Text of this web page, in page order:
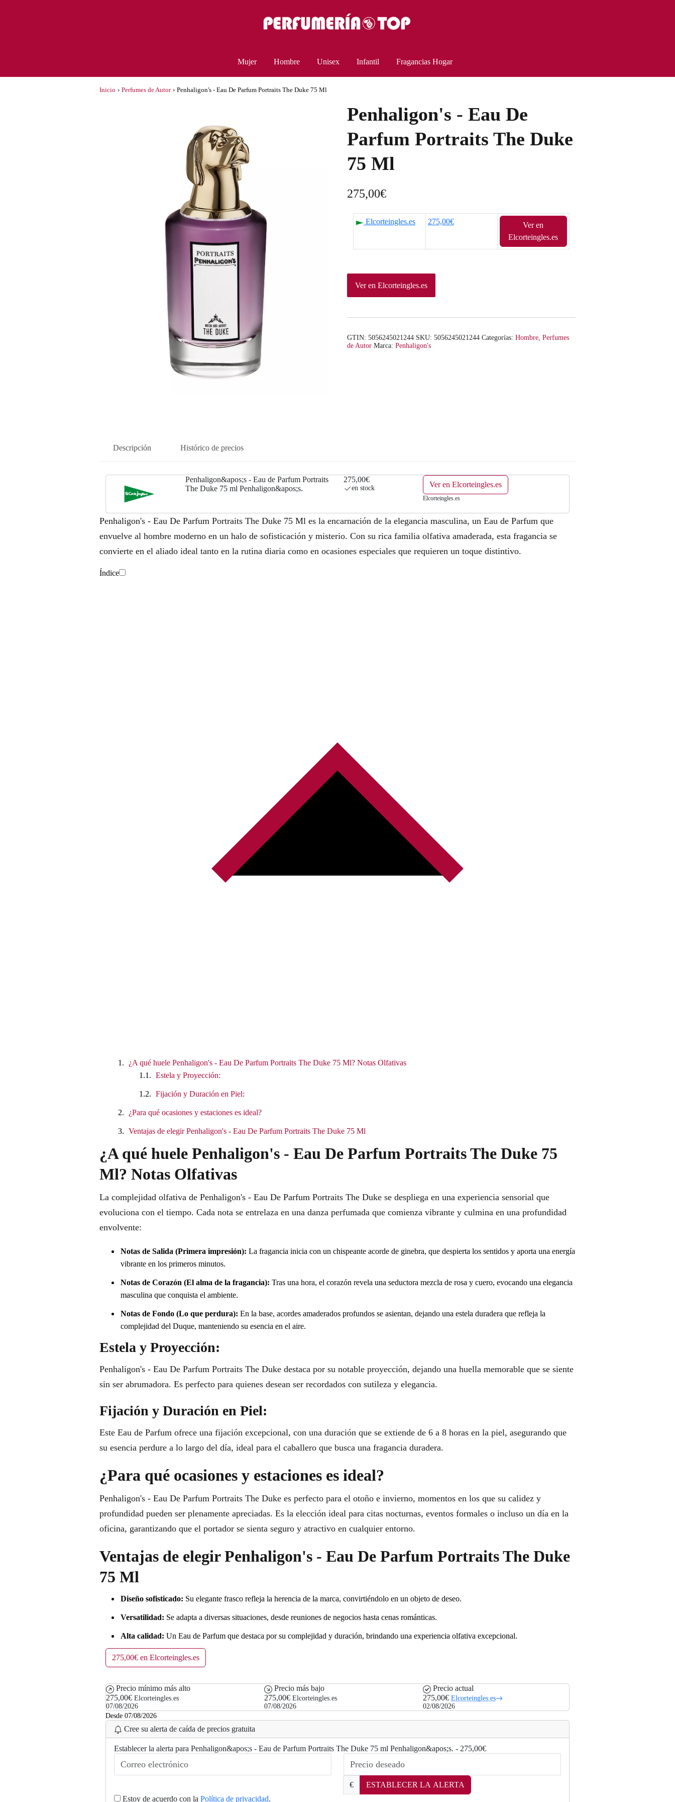
Mujer Hombre Unisex Infantil Fragancias Hogar
Inicio › Perfumes de Autor › Penhaligon's - Eau De Parfum Portraits The Duke 75 Ml
Penhaligon's - Eau De
Parfum Portraits The Duke
75 Ml
275,00€
Elcorteingles.es 275,00€
Ver en
Elcorteingles.es
Ver en Elcorteingles.es
GTIN: 5056245021244 SKU: 5056245021244 Categorías: Hombre, Perfumes
de Autor Marca: Penhaligon's
Descripción Histórico de precios
Penhaligon&apos;s - Eau de Parfum Portraits
The Duke 75 ml Penhaligon&apos;s.
275,00€
en stock Ver en Elcorteingles.es
Elcorteingles.es
Penhaligon's - Eau De Parfum Portraits The Duke 75 Ml es la encarnación de la elegancia masculina, un Eau de Parfum que
envuelve al hombre moderno en un halo de sofisticación y misterio. Con su rica familia olfativa amaderada, esta fragancia se
convierte en el aliado ideal tanto en la rutina diaria como en ocasiones especiales que requieren un toque distintivo.
Índice
¿A qué huele Penhaligon's - Eau De Parfum Portraits The Duke 75 Ml? Notas Olfativas
Estela y Proyección:
Fijación y Duración en Piel:
¿Para qué ocasiones y estaciones es ideal?
Ventajas de elegir Penhaligon's - Eau De Parfum Portraits The Duke 75 Ml
¿A qué huele Penhaligon's - Eau De Parfum Portraits The Duke 75
Ml? Notas Olfativas
La complejidad olfativa de Penhaligon's - Eau De Parfum Portraits The Duke se despliega en una experiencia sensorial que
evoluciona con el tiempo. Cada nota se entrelaza en una danza perfumada que comienza vibrante y culmina en una profundidad
envolvente:
Notas de Salida (Primera impresión): La fragancia inicia con un chispeante acorde de ginebra, que despierta los sentidos y aporta una energía
vibrante en los primeros minutos.
Notas de Corazón (El alma de la fragancia): Tras una hora, el corazón revela una seductora mezcla de rosa y cuero, evocando una elegancia
masculina que conquista el ambiente.
Notas de Fondo (Lo que perdura): En la base, acordes amaderados profundos se asientan, dejando una estela duradera que refleja la
complejidad del Duque, manteniendo su esencia en el aire.
Estela y Proyección:
Penhaligon's - Eau De Parfum Portraits The Duke destaca por su notable proyección, dejando una huella memorable que se siente
sin ser abrumadora. Es perfecto para quienes desean ser recordados con sutileza y elegancia.
Fijación y Duración en Piel:
Este Eau de Parfum ofrece una fijación excepcional, con una duración que se extiende de 6 a 8 horas en la piel, asegurando que
su esencia perdure a lo largo del día, ideal para el caballero que busca una fragancia duradera.
¿Para qué ocasiones y estaciones es ideal?
Penhaligon's - Eau De Parfum Portraits The Duke es perfecto para el otoño e invierno, momentos en los que su calidez y
profundidad pueden ser plenamente apreciadas. Es la elección ideal para citas nocturnas, eventos formales o incluso un día en la
oficina, garantizando que el portador se sienta seguro y atractivo en cualquier entorno.
Ventajas de elegir Penhaligon's - Eau De Parfum Portraits The Duke
75 Ml
Diseño sofisticado: Su elegante frasco refleja la herencia de la marca, convirtiéndolo en un objeto de deseo.
Versatilidad: Se adapta a diversas situaciones, desde reuniones de negocios hasta cenas románticas.
Alta calidad: Un Eau de Parfum que destaca por su complejidad y duración, brindando una experiencia olfativa excepcional.
275,00€ en Elcorteingles.es
Precio mínimo más alto
275,00€ Elcorteingles.es
07/08/2026
Precio más bajo
275,00€ Elcorteingles.es
07/08/2026
Precio actual
275,00€ Elcorteingles.es
02/08/2026
Desde 07/08/2026
Cree su alerta de caída de precios gratuita
Establecer la alerta para Penhaligon&apos;s - Eau de Parfum Portraits The Duke 75 ml Penhaligon&apos;s. - 275,00€
€
ESTABLECER LA ALERTA
Estoy de acuerdo con la Política de privacidad.
.